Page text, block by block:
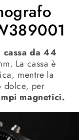
cassa da 44
La cassa è
mentre la
dolce, per
magnetici.